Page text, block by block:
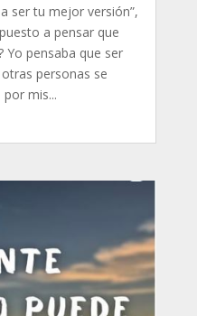
ser tu mejor versión”,
a pensar que
Yo pensaba que ser
personas se
mis...